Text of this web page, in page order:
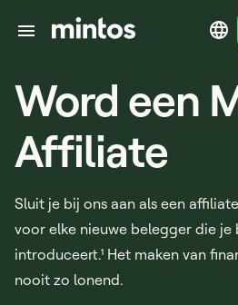
Word een
Affiliate
Sluit je bij ons aan als een
voor elke nieuwe belegger die je
introduceert.¹ Het maken van
nooit zo lonend.